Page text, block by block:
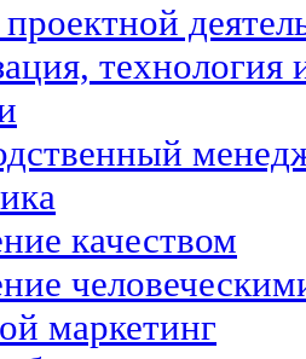
технология
качеством
маркетинг